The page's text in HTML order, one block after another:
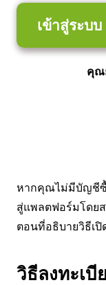
เข้าสู่ระบ
คุณ
หากคุณไม่มีบัญชีซื้
สู่แพลตฟอร์มโดย
ตอนที่อธิบายวิธีเ
วิธีลงทะเบี